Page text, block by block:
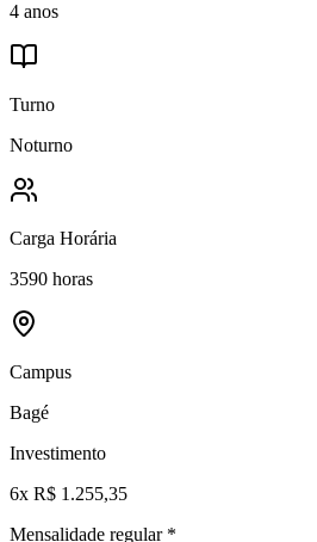
4 anos
Turno
Noturno
Carga Horária
3590 horas
Campus
Bagé
Investimento
6x R$ 1.255,35
Mensalidade regular *